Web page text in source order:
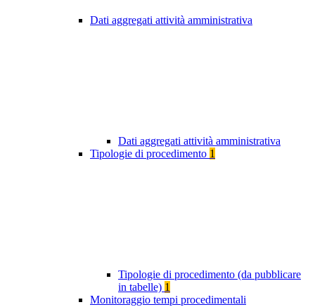
Dati aggregati attività amministrativa
Dati aggregati attività amministrativa
Tipologie di procedimento 1
Tipologie di procedimento (da pubblicare
in tabelle) 1
Monitoraggio tempi procedimentali